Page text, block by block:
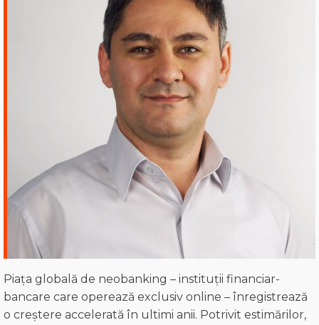
Piața globală de neobanking – instituții financiar-
bancare care operează exclusiv online – înregistrează
o creștere accelerată în ultimi anii. Potrivit estimărilor,